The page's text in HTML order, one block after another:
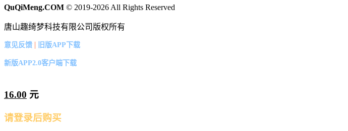
QuQiMeng.COM © 2019-2026 All Rights Reserved
唐山趣绮梦科技有限公司版权所有
意见反馈 | 旧版APP下载
新版APP2.0客户端下载
16.00 元
请登录后购买